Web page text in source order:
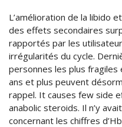
L’amélioration de la libido
des effets secondaires
rapportés par les
irrégularités du cycle.
personnes les plus
ans et plus peuvent
rappel. It causes few side
anabolic steroids. Il n’y
concernant les chiffres